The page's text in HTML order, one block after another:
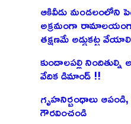
ఆకివీడు మండలంలోని
అక్రమంగా రామాలయంగా
తక్షణమే అడ్డుకట్ట
కుందాలపల్లి
వేదిక డిమాండ్ !!
గృహనిర్బంధాలు
గౌరవించండి